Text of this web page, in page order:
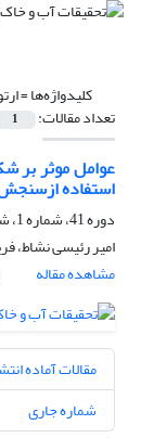
کلیدواژه‌ها =
تعداد مقالات: 1
عوامل موثر بر
استفاده
دوره 41، شماره 1، شهریور 1389
امیر رئیسی نشاط،
مشاهده مقاله
مقالات آماده
شماره جاری